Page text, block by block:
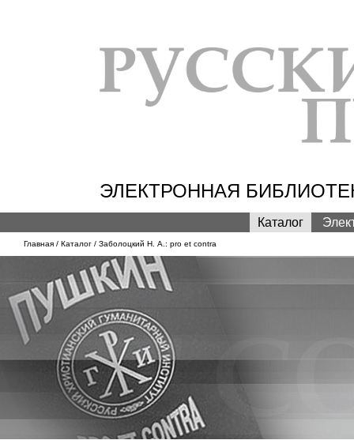
ЭЛЕКТРОННАЯ
Каталог
Главная / Каталог / Заболоцкий Н. А.: pro et contra